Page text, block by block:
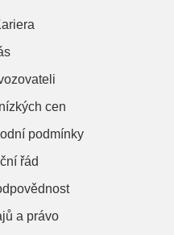
cen
podmínky
řád
a právo